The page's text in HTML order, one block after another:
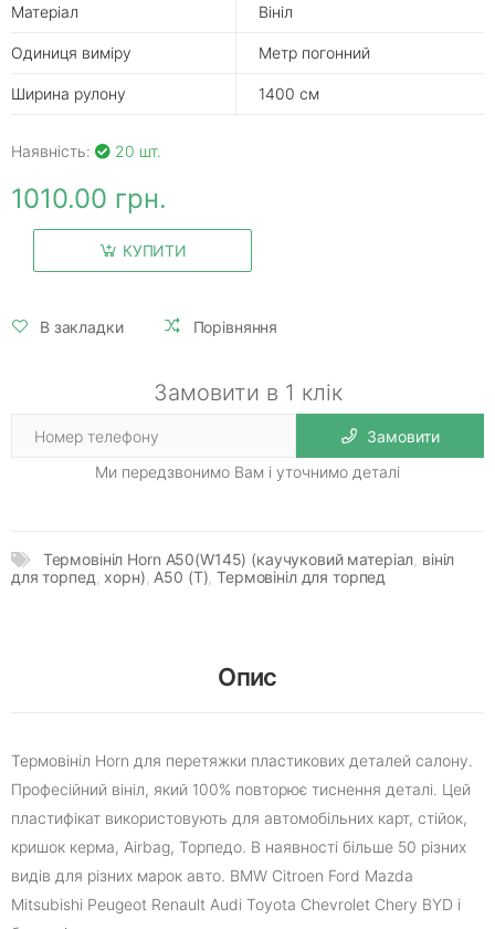
Матеріал Вініл
Одиниця виміру Метр погонний
Ширина рулону 1400 см
Наявність: 20 шт.
1010.00 грн.
КУПИТИ
В закладки Порівняння
Замовити в 1 клік
Замовити
Ми передзвонимо Вам і уточнимо деталі
Термовініл Horn A50(W145) (каучуковий матеріал вініл
для торпед хорн) A50 (Т) ,Термовініл для торпед
Опис
Термовініл Horn для перетяжки пластикових деталей салону.
Професійний вініл, який 100% повторює тиснення деталі. Цей
пластифікат використовують для автомобільних карт, стійок,
кришок керма, Airbag, Торпедо. В наявності більше 50 різних
видів для різних марок авто. BMW Citroen Ford Mazda
Mitsubishi Peugeot Renault Audi Toyota Chevrolet Chery BYD і